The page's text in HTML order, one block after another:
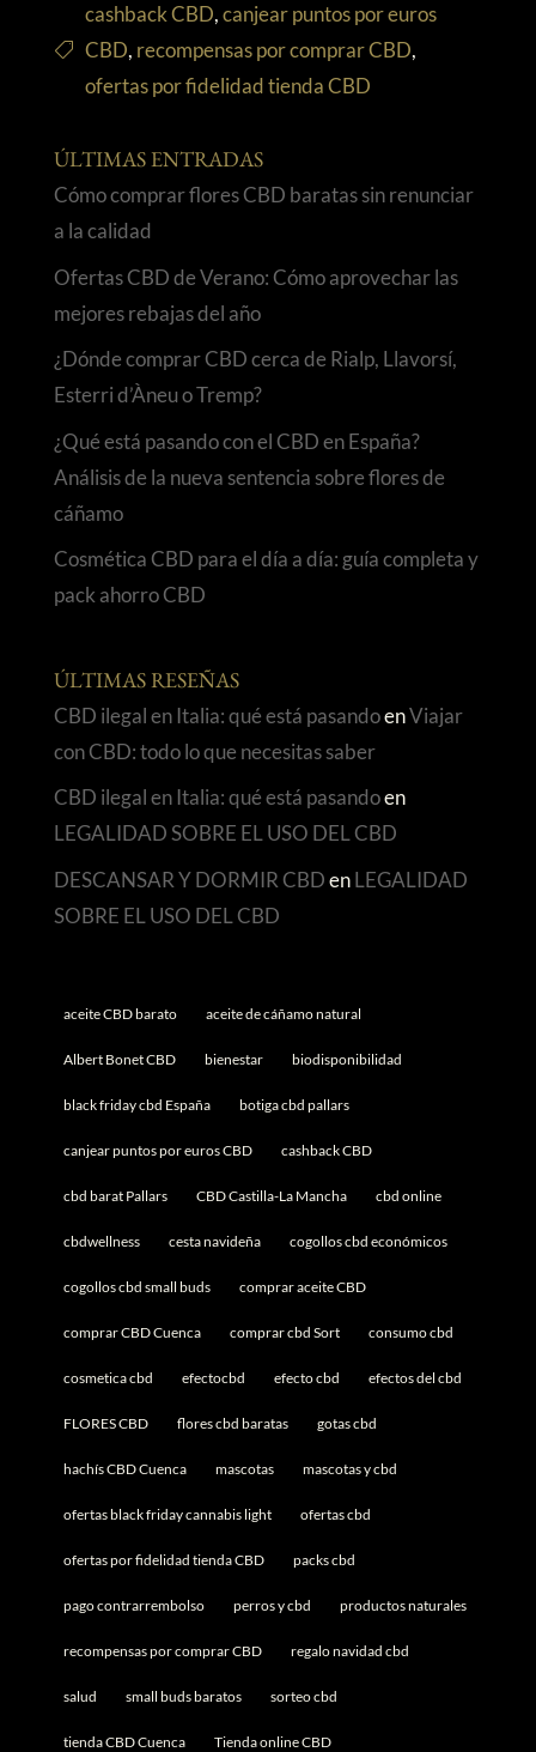
cashback CBD,canjear puntos por euros
CBD, recompensas por comprar CBD,
ofertas por fidelidad tienda CBD
ÚLTIMAS ENTRADAS
Cómo comprar flores CBD baratas sin renunciar
a la calidad
Ofertas CBD de Verano: Cómo aprovechar las
mejores rebajas del año
¿Dónde comprar CBD cerca de Rialp, Llavorsí,
Esterri d’Àneu o Tremp?
¿Qué está pasando con el CBD en España?
Análisis de la nueva sentencia sobre flores de
cáñamo
Cosmética CBD para el día a día: guía completa y
pack ahorro CBD
ÚLTIMAS RESEÑAS
CBD ilegal en Italia: qué está pasandoenViajar
con CBD: todo lo que necesitas saber
CBD ilegal en Italia: qué está pasandoen
LEGALIDAD SOBRE EL USO DEL CBD
DESCANSAR Y DORMIR CBDenLEGALIDAD
SOBRE EL USO DEL CBD
aceite CBD barato aceite de cáñamo natural
Albert Bonet CBD bienestar biodisponibilidad
black friday cbd España botiga cbd pallars
canjear puntos por euros CBD cashback CBD
cbd barat Pallars CBD Castilla-La Mancha cbd online
cbdwellness cesta navideña cogollos cbd económicos
cogollos cbd small buds comprar aceite CBD
comprar CBD Cuenca comprar cbd Sort consumo cbd
cosmetica cbd efectocbd efecto cbd efectos del cbd
FLORES CBD flores cbd baratas gotas cbd
hachís CBD Cuenca mascotas mascotas y cbd
ofertas black friday cannabis light ofertas cbd
ofertas por fidelidad tienda CBD packs cbd
pago contrarrembolso perros y cbd productos naturales
recompensas por comprar CBD regalo navidad cbd
salud small buds baratos sorteo cbd
tienda CBD Cuenca Tienda online CBD